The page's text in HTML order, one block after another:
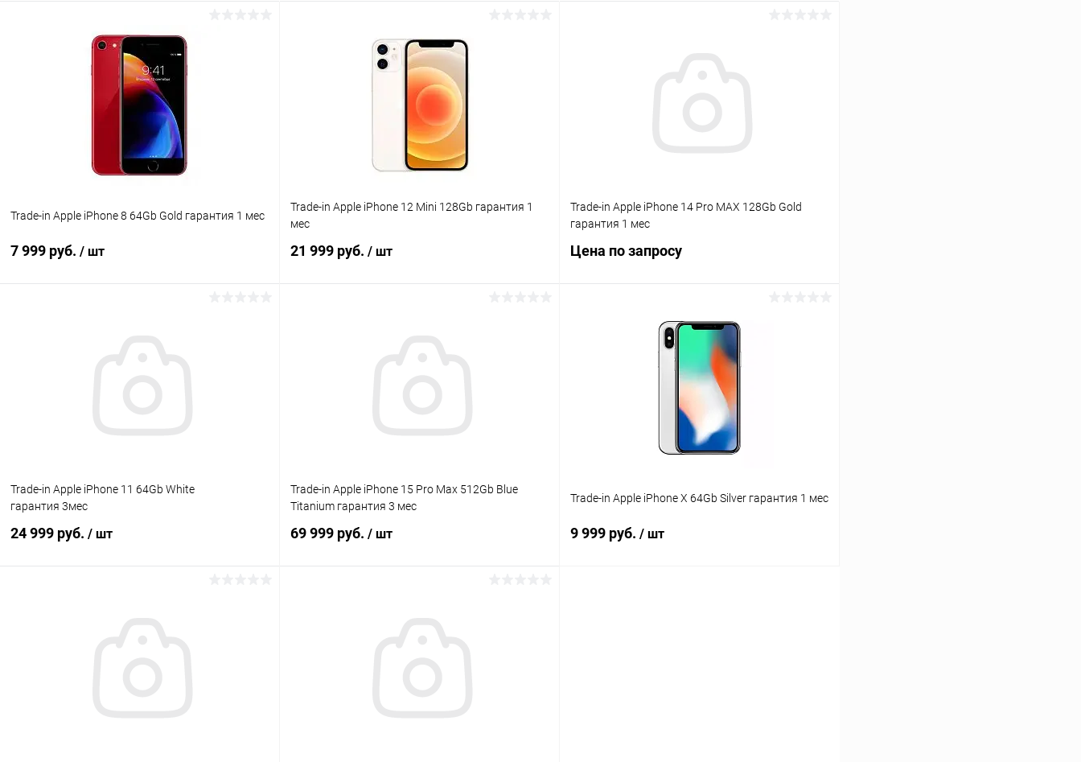
Trade-in Apple iPhone 8 64Gb Gold гарантия 1 мес
7 999 руб. / шт
Trade-in Apple iPhone 12 Mini 128Gb гарантия 1
мес
21 999 руб. / шт
Trade-in Apple iPhone 14 Pro MAX 128Gb Gold
гарантия 1 мес
Цена по запросу
К сравнению
Trade-in Apple iPhone 11 64Gb White
гарантия 3мес
24 999 руб. / шт
Trade-in Apple iPhone 15 Pro Max 512Gb Blue
Titanium гарантия 3 мес
69 999 руб. / шт
Trade-in Apple iPhone X 64Gb Silver гарантия 1 мес
9 999 руб. / шт